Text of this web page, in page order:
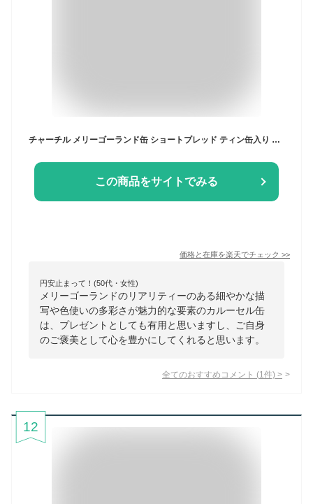
チャーチル メリーゴーランド缶 ショートブレッド ティン缶入り おしゃれ かわいい Churchill's Carousel カルーセル缶 ブリキ缶 レトロ缶 お菓子缶 クッキー ビスケット イギリス土産 おもたせ 手土産 スイーツ ギフト プレゼント 誕生日 FD795
この商品をサイトでみる
価格と在庫を楽天でチェック >>
円安止まって！(50代・女性)
メリーゴーランドのリアリティーのある細やかな描
写や色使いの多彩さが魅力的な要素のカルーセル缶
は、プレゼントとしても有用と思いますし、ご自身
のご褒美として心を豊かにしてくれると思います。
全てのおすすめコメント (1 件) >
12